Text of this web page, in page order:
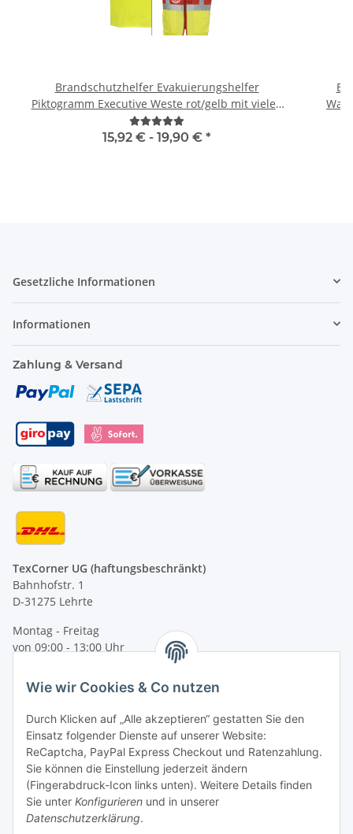
Brandschutzhelfer Evakuierungshelfer
Piktogramm Executive Weste rot/gelb mit vielen
Taschen S-3XL
15,92 € - 19,90 € *
Gesetzliche Informationen
Informationen
Zahlung & Versand
TexCorner UG (haftungsbeschränkt)
Bahnhofstr. 1
D-31275 Lehrte
Montag - Freitag
von 09:00 - 13:00 Uhr
Tel: +49 (0) 5132 8230689
E-Mail:mail@texcorner.de
Wie wir Cookies & Co nutzen
Durch Klicken auf „Alle akzeptieren“ gestatten Sie den
Einsatz folgender Dienste auf unserer Website:
ReCaptcha, PayPal Express Checkout und Ratenzahlung.
Sie können die Einstellung jederzeit ändern
(Fingerabdruck-Icon links unten). Weitere Details finden
Sie unter Konfigurieren und in unserer
Datenschutzerklärung.